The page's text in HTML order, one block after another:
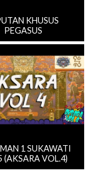
KHUSUS
PEGASUS
1 SUKAWATI
(AKSARA VOL.4)